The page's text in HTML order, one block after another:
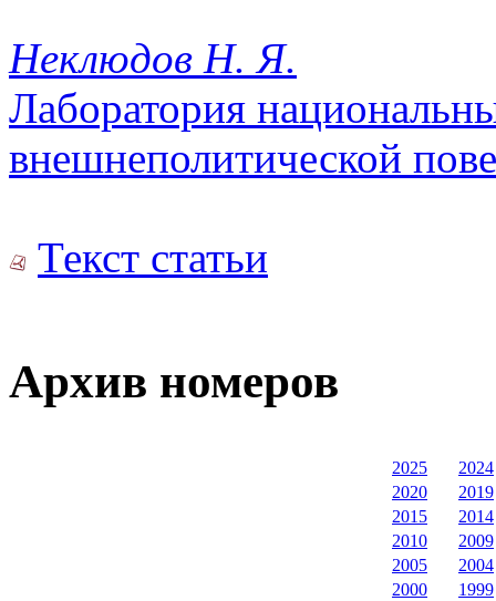
Неклюдов Н. Я.
Лаборатория
внешнеполитической
Текст статьи
Архив номеров
2025
2024
2020
2019
2015
2014
2010
2009
2005
2004
2000
1999